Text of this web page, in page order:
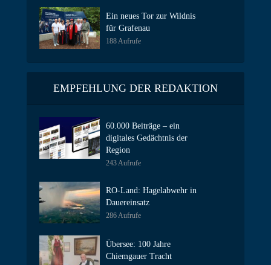
Ein neues Tor zur Wildnis
für Grafenau
188 Aufrufe
EMPFEHLUNG DER REDAKTION
60.000 Beiträge – ein
digitales Gedächtnis der
Region
243 Aufrufe
RO-Land: Hagelabwehr in
Dauereinsatz
286 Aufrufe
Übersee: 100 Jahre
Chiemgauer Tracht